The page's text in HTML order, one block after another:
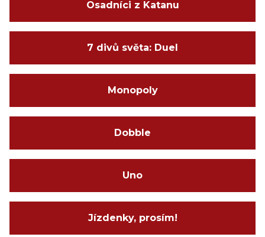
Osadníci z Katanu
7 divů světa: Duel
Monopoly
Dobble
Uno
Jízdenky, prosím!